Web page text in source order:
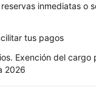
inmediatas o
tus pagos
Exención del cargo
2026